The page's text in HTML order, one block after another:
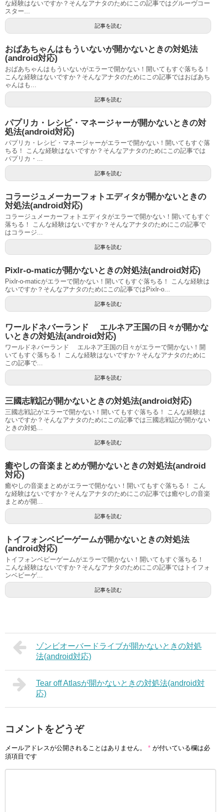
な経験はないですか？そんなアナタのためにこの記事ではグルーヴコー
スター...
記事を読む
おばあちゃんはもういないが開かないときの対処法
(android対応)
おばあちゃんはもういないがエラーで開かない！開いてもすぐ落ちる！
こんな経験はないですか？そんなアナタのためにこの記事ではおばあち
ゃんはも...
記事を読む
パプリカ・レシピ・マネージャーが開かないときの対
処法(android対応)
パプリカ・レシピ・マネージャーがエラーで開かない！開いてもすぐ落
ちる！ こんな経験はないですか？そんなアナタのためにこの記事では
パプリカ・...
記事を読む
コラージュメーカーフォトエディタが開かないときの
対処法(android対応)
コラージュメーカーフォトエディタがエラーで開かない！開いてもすぐ
落ちる！ こんな経験はないですか？そんなアナタのためにこの記事で
はコラージ...
記事を読む
Pixlr-o-maticが開かないときの対処法(android対応)
Pixlr-o-maticがエラーで開かない！開いてもすぐ落ちる！ こんな経験は
ないですか？そんなアナタのためにこの記事ではPixlr-o...
記事を読む
ワールドネバーランド エルネア王国の日々が開かな
いときの対処法(android対応)
ワールドネバーランド エルネア王国の日々がエラーで開かない！開
いてもすぐ落ちる！ こんな経験はないですか？そんなアナタのために
この記事で...
記事を読む
三國志戦記が開かないときの対処法(android対応)
三國志戦記がエラーで開かない！開いてもすぐ落ちる！ こんな経験は
ないですか？そんなアナタのためにこの記事では三國志戦記が開かない
ときの対処...
記事を読む
癒やしの音楽まとめが開かないときの対処法(android
対応)
癒やしの音楽まとめがエラーで開かない！開いてもすぐ落ちる！ こん
な経験はないですか？そんなアナタのためにこの記事では癒やしの音楽
まとめが開...
記事を読む
トイフォンベビーゲームが開かないときの対処法
(android対応)
トイフォンベビーゲームがエラーで開かない！開いてもすぐ落ちる！
こんな経験はないですか？そんなアナタのためにこの記事ではトイフォ
ンベビーゲ...
記事を読む
ゾンビオーバードライブが開かないときの対処
法(android対応)
Tear off Atlasが開かないときの対処法(android対
応)
コメントをどうぞ
メールアドレスが公開されることはありません。 * が付いている欄は必
須項目です